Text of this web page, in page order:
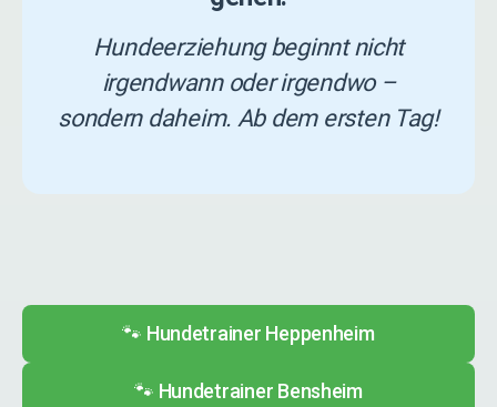
Hundeerziehung beginnt nicht
irgendwann oder irgendwo –
sondern daheim. Ab dem ersten Tag!
🐾 Hundetrainer Heppenheim
🐾 Hundetrainer Bensheim